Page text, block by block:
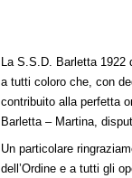
La S.S.D. Barletta 1922
a tutti coloro che, con
contribuito alla perfetta
Barletta – Martina,
Un particolare
dell’Ordine e a tutti gli